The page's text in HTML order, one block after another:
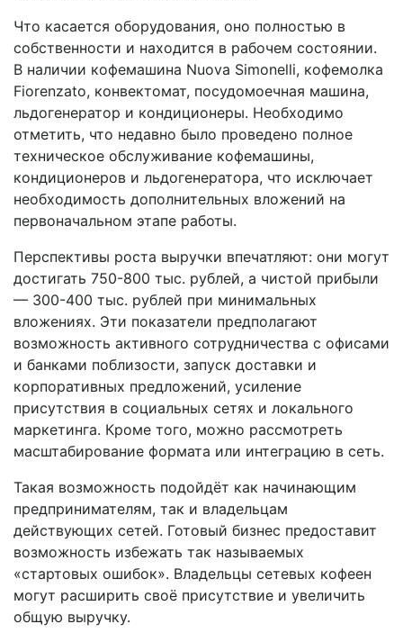
Что касается оборудования, оно полностью в
собственности и находится в рабочем состоянии.
В наличии кофемашина Nuova Simonelli, кофемолка
Fiorenzato, конвектомат, посудомоечная машина,
льдогенератор и кондиционеры. Необходимо
отметить, что недавно было проведено полное
техническое обслуживание кофемашины,
кондиционеров и льдогенератора, что исключает
необходимость дополнительных вложений на
первоначальном этапе работы.
Перспективы роста выручки впечатляют: они могут
достигать 750-800 тыс. рублей, а чистой прибыли
— 300-400 тыс. рублей при минимальных
вложениях. Эти показатели предполагают
возможность активного сотрудничества с офисами
и банками поблизости, запуск доставки и
корпоративных предложений, усиление
присутствия в социальных сетях и локального
маркетинга. Кроме того, можно рассмотреть
масштабирование формата или интеграцию в сеть.
Такая возможность подойдёт как начинающим
предпринимателям, так и владельцам
действующих сетей. Готовый бизнес предоставит
возможность избежать так называемых
«стартовых ошибок». Владельцы сетевых кофеен
могут расширить своё присутствие и увеличить
общую выручку.